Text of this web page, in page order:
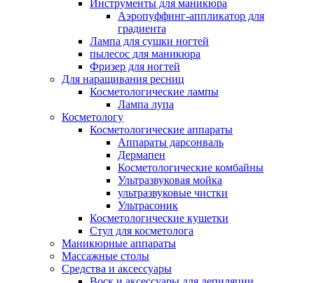
Инструменты для маникюра
Аэропуффинг-аппликатор для
градиента
Лампа для сушки ногтей
пылесос для маникюра
Фризер для ногтей
Для наращивания ресниц
Косметологические лампы
Лампа лупа
Косметологу
Косметологические аппараты
Аппараты дарсонваль
Дермапен
Косметологические комбайны
Ультразвуковая мойка
ультразвуковые чистки
Ультрасоник
Косметологические кушетки
Стул для косметолога
Маникюрные аппараты
Массажные столы
Средства и аксессуары